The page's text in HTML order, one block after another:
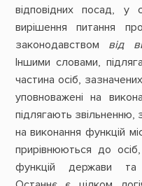
відповідних посад,
вирішення питання
законодавством від
Іншими словами,
частина осіб,
уповноважені на
підлягають звільненню,
на виконання функцій
прирівнюються до
функцій держави та